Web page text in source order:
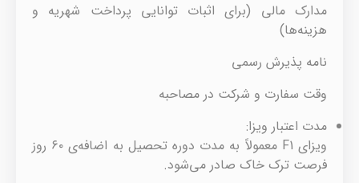
مدارک مالی (برای اثبات توانایی پرداخت شهریه و
هزینه‌ها)
نامه پذیرش رسمی
وقت سفارت و شرکت در مصاحبه
مدت اعتبار ویزا:
ویزای F1 معمولاً به مدت دوره تحصیل به اضافه‌ی ۶۰ روز
فرصت ترک خاک صادر می‌شود.